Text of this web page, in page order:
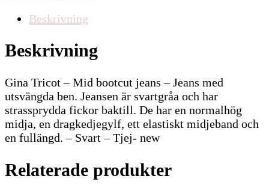
Beskrivning
Beskrivning
Gina Tricot – Mid bootcut jeans – Jeans med
utsvängda ben. Jeansen är svartgråa och har
strassprydda fickor baktill. De har en normalhög
midja, en dragkedjegylf, ett elastiskt midjeband och
en fullängd. – Svart – Tjej- new
Relaterade produkter